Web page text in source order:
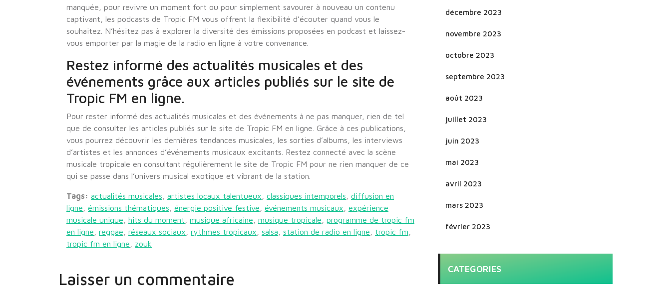
manquée, pour revivre un moment fort ou pour simplement savourer à nouveau un contenu
captivant, les podcasts de Tropic FM vous offrent la flexibilité d’écouter quand vous le
souhaitez. N’hésitez pas à explorer la diversité des émissions proposées en podcast et laissez-
vous emporter par la magie de la radio en ligne à votre convenance.
Restez informé des actualités musicales et des
événements grâce aux articles publiés sur le site de
Tropic FM en ligne.
Pour rester informé des actualités musicales et des événements à ne pas manquer, rien de tel
que de consulter les articles publiés sur le site de Tropic FM en ligne. Grâce à ces publications,
vous pourrez découvrir les dernières tendances musicales, les sorties d’albums, les interviews
d’artistes et les annonces d’événements musicaux excitants. Restez connecté avec la scène
musicale tropicale en consultant régulièrement le site de Tropic FM pour ne rien manquer de ce
qui se passe dans l’univers musical exotique et vibrant de la station.
Tags: actualités musicales artistes locaux talentueux classiques intemporels
diffusion en
ligne
émissions thématiques énergie positive festive événements musicaux
expérience
musicale unique
hits du moment musique africaine musique tropicale
programme de tropic fm
en ligne
reggae réseaux sociaux rythmes tropicaux salsa station de radio en ligne tropic fm
tropic fm en ligne
zouk
Laisser un commentaire
décembre 2023
novembre 2023
octobre 2023
septembre 2023
août 2023
juillet 2023
juin 2023
mai 2023
avril 2023
mars 2023
février 2023
CATEGORIES